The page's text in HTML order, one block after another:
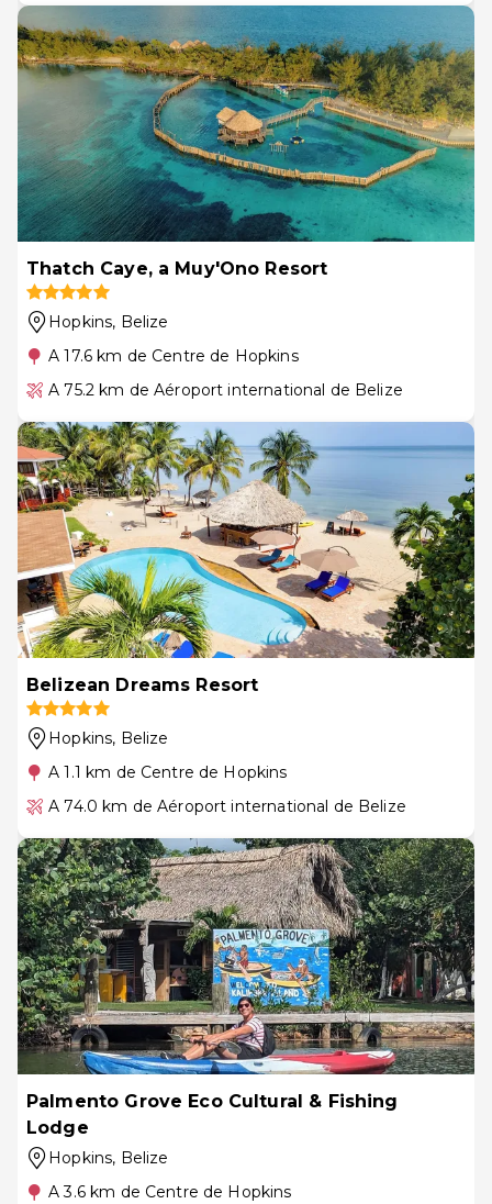
Thatch Caye, a Muy'Ono Resort
Hopkins, Belize
A 17.6 km de Centre de Hopkins
A 75.2 km de Aéroport international de Belize
Belizean Dreams Resort
Hopkins, Belize
A 1.1 km de Centre de Hopkins
A 74.0 km de Aéroport international de Belize
Palmento Grove Eco Cultural & Fishing
Lodge
Hopkins, Belize
A 3.6 km de Centre de Hopkins